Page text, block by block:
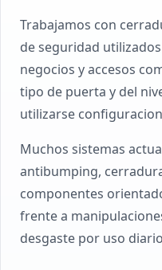
Trabajamos con
de seguridad
negocios y accesos
tipo de puerta y del
utilizarse
Muchos sistemas
antibumping,
componentes
frente a
desgaste por uso